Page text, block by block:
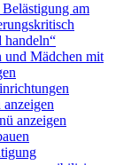
am
handeln“
und Mädchen mit
anzeigen
anzeigen